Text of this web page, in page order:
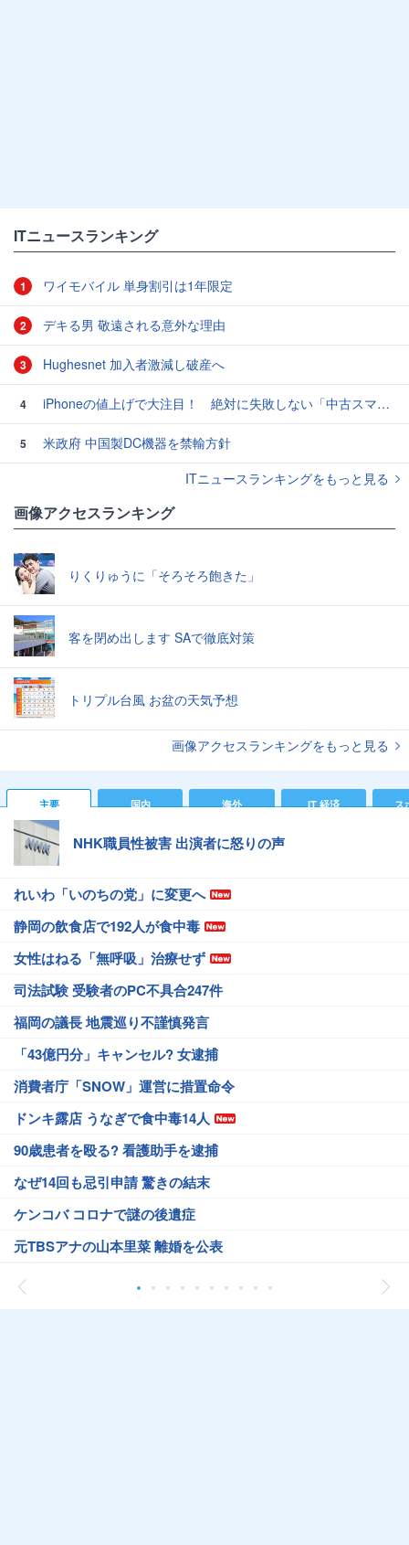
ITニュースランキング
1 ワイモバイル 単身割引は1年限定
2 デキる男 敬遠される意外な理由
3 Hughesnet 加入者激減し破産へ
4 iPhoneの値上げで大注目！ 絶対に失敗しない「中古スマホ」の売り方＆買い方
5
米政府 中国製DC機器を禁輸方針
ITニュースランキングをもっと見る
画像アクセスランキング
りくりゅうに「そろそろ飽きた」
客を閉め出します SAで徹底対策
トリプル台風 お盆の天気予想
画像アクセスランキングをもっと見る
主要 国内 海外 IT 経済 ス
NHK職員性被害 出演者に怒りの声
れいわ「いのちの党」に変更へ
静岡の飲食店で192人が食中毒
女性はねる「無呼吸」治療せず
司法試験 受験者のPC不具合247件
福岡の議長 地震巡り不謹慎発言
「43億円分」キャンセル? 女逮捕
消費者庁「SNOW」運営に措置命令
ドンキ露店 うなぎで食中毒14人
90歳患者を殴る? 看護助手を逮捕
なぜ14回も忌引申請 驚きの結末
ケンコバ コロナで謎の後遺症
元TBSアナの山本里菜 離婚を公表